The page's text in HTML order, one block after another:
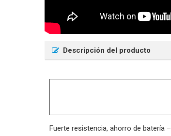
Descripción del producto
Fuerte resistencia, ahorro de batería –